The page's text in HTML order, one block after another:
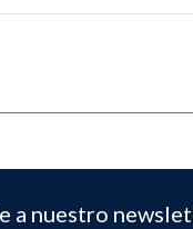
a nuestro